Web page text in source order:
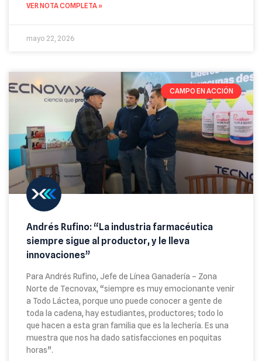
VER NOTA COMPLETA »
mayo 22, 2026
CAMPO EN ACCIÓN
Andrés Rufino: “La industria farmacéutica
siempre sigue al productor, y le lleva
innovaciones”
Para Andrés Rufino, Jefe de Línea Ganadería – Zona
Norte de Tecnovax, “siempre es muy emocionante venir
a Todo Láctea, porque uno puede conocer a gente de
toda la cadena, hay estudiantes, productores; todo lo
que hacen a esta gran familia que es la lechería. Es una
muestra que nos ha dado satisfacciones en poquitas
horas”.